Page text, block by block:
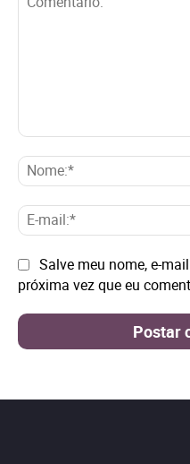
Site: Salve meu nome, e-
próxima vez que eu